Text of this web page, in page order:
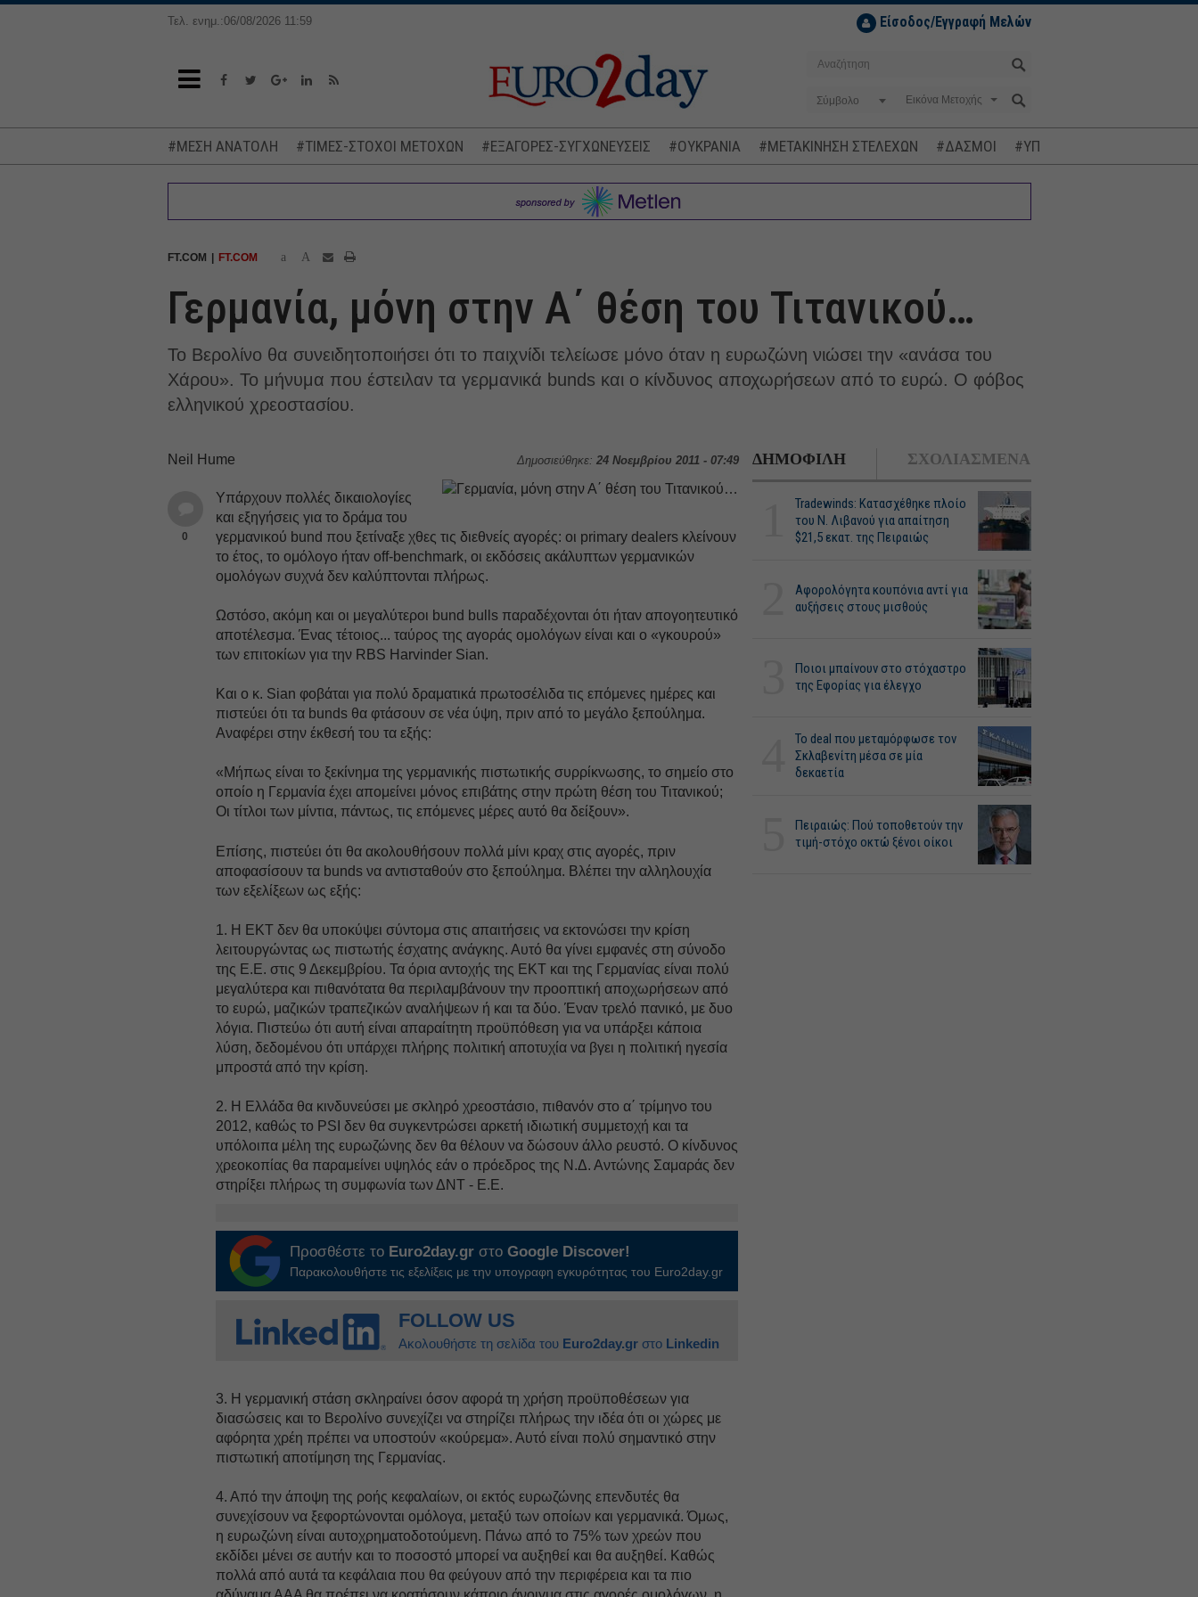
Τελ. ενημ.:06/08/2026 11:59 Είσοδος/Εγγραφή Μελών
Σύμβολο
#ΜΕΣΗ ΑΝΑΤΟΛΗ #ΤΙΜΕΣ-ΣΤΟΧΟΙ ΜΕΤΟΧΩΝ #ΕΞΑΓΟΡΕΣ-ΣΥΓΧΩΝΕΥΣΕΙΣ #ΟΥΚΡΑΝΙΑ #ΜΕΤΑΚΙΝΗΣΗ ΣΤΕΛΕΧΩΝ #ΔΑΣΜΟΙ #ΥΠΟΚΛΟΠΕΣ
FT.COM FT.COM a A
Γερμανία, μόνη στην Α΄ θέση του Τιτανικού…
Το Βερολίνο θα συνειδητοποιήσει ότι το παιχνίδι τελείωσε μόνο όταν η ευρωζώνη νιώσει την «ανάσα του
Χάρου». Το μήνυμα που έστειλαν τα γερμανικά bunds και ο κίνδυνος αποχωρήσεων από το ευρώ. Ο φόβος
ελληνικού χρεοστασίου.
Δημοσιεύθηκε: 24 Νοεμβρίου 2011 - 07:49
Neil Hume
0
Yπάρχουν πολλές δικαιολογίες
και εξηγήσεις για το δράμα του
γερμανικού bund που ξετίναξε χθες τις διεθνείς αγορές: οι primary dealers κλείνουν
το έτος, το ομόλογο ήταν off-benchmark, οι εκδόσεις ακάλυπτων γερμανικών
ομολόγων συχνά δεν καλύπτονται πλήρως.
Ωστόσο, ακόμη και οι μεγαλύτεροι bund bulls παραδέχονται ότι ήταν απογοητευτικό
αποτέλεσμα. Ένας τέτοιος... ταύρος της αγοράς ομολόγων είναι και ο «γκουρού»
των επιτοκίων για την RBS Harvinder Sian.
Και ο κ. Sian φοβάται για πολύ δραματικά πρωτοσέλιδα τις επόμενες ημέρες και
πιστεύει ότι τα bunds θα φτάσουν σε νέα ύψη, πριν από το μεγάλο ξεπούλημα.
Αναφέρει στην έκθεσή του τα εξής:
«Μήπως είναι το ξεκίνημα της γερμανικής πιστωτικής συρρίκνωσης, το σημείο στο
οποίο η Γερμανία έχει απομείνει μόνος επιβάτης στην πρώτη θέση του Τιτανικού;
Οι τίτλοι των μίντια, πάντως, τις επόμενες μέρες αυτό θα δείξουν».
Επίσης, πιστεύει ότι θα ακολουθήσουν πολλά μίνι κραχ στις αγορές, πριν
αποφασίσουν τα bunds να αντισταθούν στο ξεπούλημα. Βλέπει την αλληλουχία
των εξελίξεων ως εξής:
1. Η ΕΚΤ δεν θα υποκύψει σύντομα στις απαιτήσεις να εκτονώσει την κρίση
λειτουργώντας ως πιστωτής έσχατης ανάγκης. Αυτό θα γίνει εμφανές στη σύνοδο
της Ε.Ε. στις 9 Δεκεμβρίου. Τα όρια αντοχής της ΕΚΤ και της Γερμανίας είναι πολύ
μεγαλύτερα και πιθανότατα θα περιλαμβάνουν την προοπτική αποχωρήσεων από
το ευρώ, μαζικών τραπεζικών αναλήψεων ή και τα δύο. Έναν τρελό πανικό, με δυο
λόγια. Πιστεύω ότι αυτή είναι απαραίτητη προϋπόθεση για να υπάρξει κάποια
λύση, δεδομένου ότι υπάρχει πλήρης πολιτική αποτυχία να βγει η πολιτική ηγεσία
μπροστά από την κρίση.
2. Η Ελλάδα θα κινδυνεύσει με σκληρό χρεοστάσιο, πιθανόν στο α΄ τρίμηνο του
2012, καθώς το PSI δεν θα συγκεντρώσει αρκετή ιδιωτική συμμετοχή και τα
υπόλοιπα μέλη της ευρωζώνης δεν θα θέλουν να δώσουν άλλο ρευστό. Ο κίνδυνος
χρεοκοπίας θα παραμείνει υψηλός εάν ο πρόεδρος της Ν.Δ. Αντώνης Σαμαράς δεν
στηρίξει πλήρως τη συμφωνία των ΔΝΤ - Ε.Ε.
Προσθέστε το Euro2day.gr στοGoogle Discover!
Παρακολουθήστε τις εξελίξεις με την υπογραφη εγκυρότητας του Euro2day.gr
FOLLOW US
Ακολουθήστε τη σελίδα του Euro2day.gr στο Linkedin
3. Η γερμανική στάση σκληραίνει όσον αφορά τη χρήση προϋποθέσεων για
διασώσεις και το Βερολίνο συνεχίζει να στηρίζει πλήρως την ιδέα ότι οι χώρες με
αφόρητα χρέη πρέπει να υποστούν «κούρεμα». Αυτό είναι πολύ σημαντικό στην
πιστωτική αποτίμηση της Γερμανίας.
4. Από την άποψη της ροής κεφαλαίων, οι εκτός ευρωζώνης επενδυτές θα
συνεχίσουν να ξεφορτώνονται ομόλογα, μεταξύ των οποίων και γερμανικά. Όμως,
η ευρωζώνη είναι αυτοχρηματοδοτούμενη. Πάνω από το 75% των χρεών που
εκδίδει μένει σε αυτήν και το ποσοστό μπορεί να αυξηθεί και θα αυξηθεί. Καθώς
πολλά από αυτά τα κεφάλαια που θα φεύγουν από την περιφέρεια και τα πιο
ΔΗΜΟΦΙΛΗ ΣΧΟΛΙΑΣΜΕΝΑ
Tradewinds: Κατασχέθηκε πλοίο
του Ν. Λιβανού για απαίτηση
$21,5 εκατ. της Πειραιώς
Αφορολόγητα κουπόνια αντί για
αυξήσεις στους μισθούς
Ποιοι μπαίνουν στο στόχαστρο
της Εφορίας για έλεγχο
Το deal που μεταμόρφωσε τον
Σκλαβενίτη μέσα σε μία
δεκαετία
Πειραιώς: Πού τοποθετούν την
τιμή-στόχο οκτώ ξένοι οίκοι